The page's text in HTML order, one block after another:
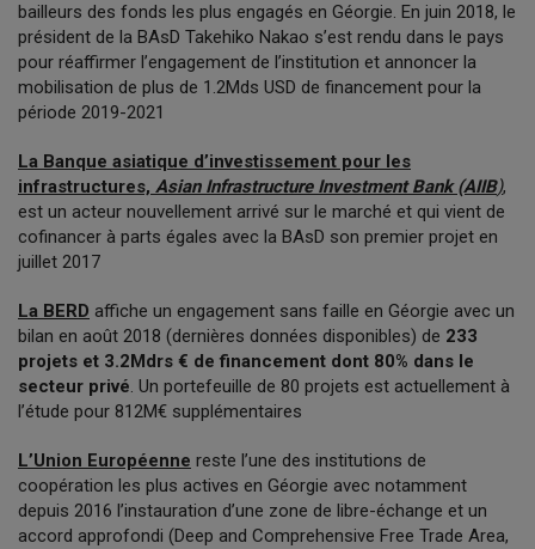
bailleurs des fonds les plus engagés en Géorgie. En juin 2018, le
président de la BAsD Takehiko Nakao s’est rendu dans le pays
pour réaffirmer l’engagement de l’institution et annoncer la
mobilisation de plus de 1.2Mds USD de financement pour la
période 2019-2021
La Banque asiatique d’investissement pour les
infrastructures, Asian Infrastructure Investment Bank (AIIB),
est un acteur nouvellement arrivé sur le marché et qui vient de
cofinancer à parts égales avec la BAsD son premier projet en
juillet 2017
La BERD affiche un engagement sans faille en Géorgie avec un
bilan en août 2018 (dernières données disponibles) de 233
projets et 3.2Mdrs € de financement dont 80% dans le
secteur privé. Un portefeuille de 80 projets est actuellement à
l’étude pour 812M€ supplémentaires
L’Union Européenne reste l’une des institutions de
coopération les plus actives en Géorgie avec notamment
depuis 2016 l’instauration d’une zone de libre-échange et un
accord approfondi (Deep and Comprehensive Free Trade Area,